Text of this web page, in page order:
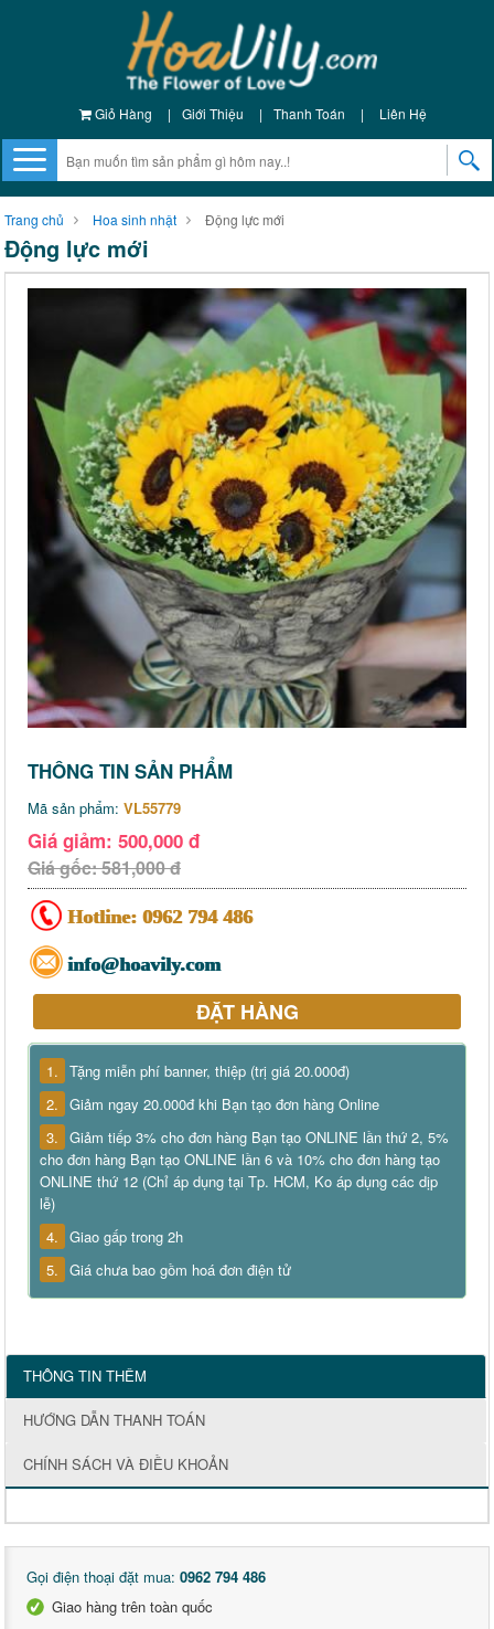
Giỏ Hàng | Giới Thiệu | Thanh Toán | Liên Hệ
Trang chủ Hoa sinh nhật Động lực mới
Động lực mới
THÔNG TIN SẢN PHẨM
Mã sản phẩm: VL55779
Giá giảm: 500,000 đ
Giá gốc: 581,000 đ
Hotline: 0962 794 486
info@hoavily.com
ĐẶT HÀNG
1. Tặng miễn phí banner, thiệp (trị giá 20.000đ)
2. Giảm ngay 20.000đ khi Bạn tạo đơn hàng Online
3. Giảm tiếp 3% cho đơn hàng Bạn tạo ONLINE lần thứ 2, 5%
cho đơn hàng Bạn tạo ONLINE lần 6 và 10% cho đơn hàng tạo
ONLINE thứ 12 (Chỉ áp dụng tại Tp. HCM, Ko áp dụng các dịp
lễ)
4. Giao gấp trong 2h
5. Giá chưa bao gồm hoá đơn điện tử
THÔNG TIN THÊM
HƯỚNG DẪN THANH TOÁN
CHÍNH SÁCH VÀ ĐIỀU KHOẢN
Gọi điện thoại đặt mua: 0962 794 486
Giao hàng trên toàn quốc